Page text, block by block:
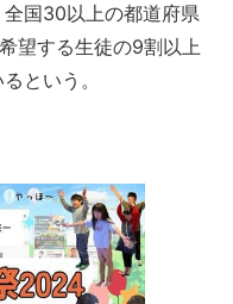
国30以上の都道府県
望する生徒の9割以上
という。